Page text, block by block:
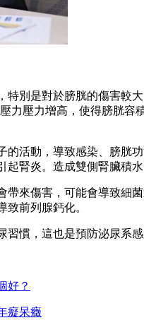
別是對於膀胱的傷害較
力壓力增高，使得膀胱容
的活動，導致感染、膀胱
腎炎。造成雙側腎臟積水
來傷害，可能會導致細
前列腺鈣化。
慣，這也是預防泌尿系感
好？
癡呆癥